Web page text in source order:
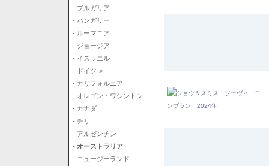
- ブルガリア
- ハンガリー
- ルーマニア
- ジョージア
- イスラエル
- ドイツ->
- カリフォルニア
- オレゴン・ワシントン
- カナダ
- チリ
- アルゼンチン
- オーストラリア
- ニュージーランド